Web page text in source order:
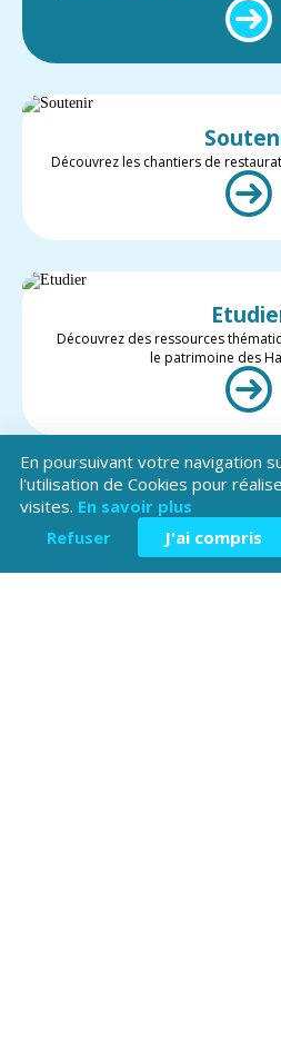
Découvrez les chantiers de
Découvrez des ressources
le patrimoine des
Restez informé des projets et des
Hautes-
En poursuivant votre navigation
l'utilisation de Cookies pour
visites. En savoir plus
Refuser
J'ai compris